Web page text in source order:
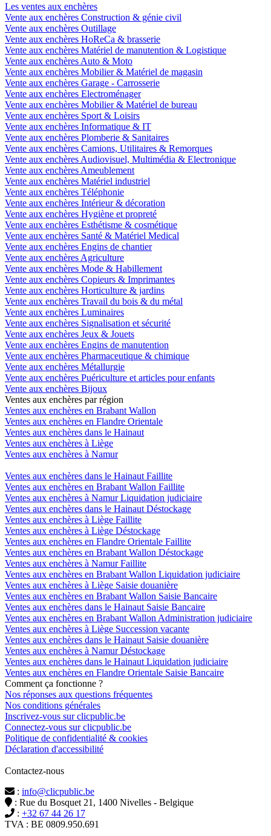
Les ventes aux enchères
Vente aux enchères Construction & génie civil
Vente aux enchères Outillage
Vente aux enchères HoReCa & brasserie
Vente aux enchères Matériel de manutention & Logistique
Vente aux enchères Auto & Moto
Vente aux enchères Mobilier & Matériel de magasin
Vente aux enchères Garage - Carrosserie
Vente aux enchères Electroménager
Vente aux enchères Mobilier & Matériel de bureau
Vente aux enchères Sport & Loisirs
Vente aux enchères Informatique & IT
Vente aux enchères Plomberie & Sanitaires
Vente aux enchères Camions, Utilitaires & Remorques
Vente aux enchères Audiovisuel, Multimédia & Electronique
Vente aux enchères Ameublement
Vente aux enchères Matériel industriel
Vente aux enchères Téléphonie
Vente aux enchères Intérieur & décoration
Vente aux enchères Hygiène et propreté
Vente aux enchères Esthétisme & cosmétique
Vente aux enchères Santé & Matériel Medical
Vente aux enchères Engins de chantier
Vente aux enchères Agriculture
Vente aux enchères Mode & Habillement
Vente aux enchères Copieurs & Imprimantes
Vente aux enchères Horticulture & jardins
Vente aux enchères Travail du bois & du métal
Vente aux enchères Luminaires
Vente aux enchères Signalisation et sécurité
Vente aux enchères Jeux & Jouets
Vente aux enchères Engins de manutention
Vente aux enchères Pharmaceutique & chimique
Vente aux enchères Métallurgie
Vente aux enchères Puériculture et articles pour enfants
Vente aux enchères Bijoux
Ventes aux enchères par région
Ventes aux enchères en Brabant Wallon
Ventes aux enchères en Flandre Orientale
Ventes aux enchères dans le Hainaut
Ventes aux enchères à Liège
Ventes aux enchères à Namur
Ventes aux enchères dans le Hainaut Faillite
Ventes aux enchères en Brabant Wallon Faillite
Ventes aux enchères à Namur Liquidation judiciaire
Ventes aux enchères dans le Hainaut Déstockage
Ventes aux enchères à Liège Faillite
Ventes aux enchères à Liège Déstockage
Ventes aux enchères en Flandre Orientale Faillite
Ventes aux enchères en Brabant Wallon Déstockage
Ventes aux enchères à Namur Faillite
Ventes aux enchères en Brabant Wallon Liquidation judiciaire
Ventes aux enchères à Liège Saisie douanière
Ventes aux enchères en Brabant Wallon Saisie Bancaire
Ventes aux enchères dans le Hainaut Saisie Bancaire
Ventes aux enchères en Brabant Wallon Administration judiciaire
Ventes aux enchères à Liège Succession vacante
Ventes aux enchères dans le Hainaut Saisie douanière
Ventes aux enchères à Namur Déstockage
Ventes aux enchères dans le Hainaut Liquidation judiciaire
Ventes aux enchères en Flandre Orientale Saisie Bancaire
Comment ça fonctionne ?
Nos réponses aux questions fréquentes
Nos conditions générales
Inscrivez-vous sur clicpublic.be
Connectez-vous sur clicpublic.be
Politique de confidentialité & cookies
Déclaration d'accessibilité
Contactez-nous
: info@clicpublic.be
: Rue du Bosquet 21, 1400 Nivelles - Belgique
: +32 67 44 26 17
TVA : BE 0809.950.691